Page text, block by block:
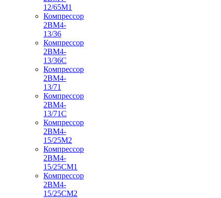
12/65М1
Компрессор
2ВМ4-
13/36
Компрессор
2ВМ4-
13/36С
Компрессор
2ВМ4-
13/71
Компрессор
2ВМ4-
13/71С
Компрессор
2ВМ4-
15/25М2
Компрессор
2ВМ4-
15/25СМ1
Компрессор
2ВМ4-
15/25СМ2